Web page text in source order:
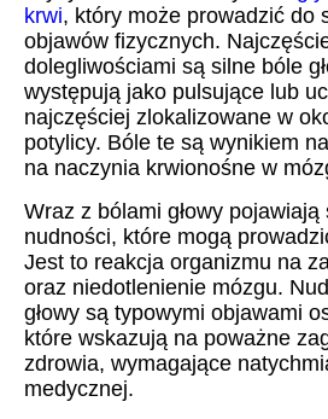
krwi, który może prowadzić do
objawów fizycznych.
dolegliwościami są silne bóle
występują jako pulsujące lub
najczęściej zlokalizowane w
potylicy. Bóle te są wynikiem
na naczynia krwionośne w
Wraz z bólami głowy pojawiają
nudności, które mogą
Jest to reakcja organizmu na
oraz niedotlenienie mózgu.
głowy są typowymi objawami
które wskazują na poważne
zdrowia, wymagające
medycznej.